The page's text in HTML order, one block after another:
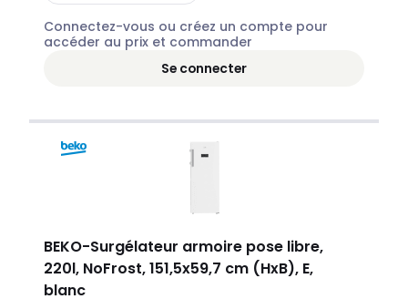
Connectez-vous ou créez un compte pour
accéder au prix et commander
Se connecter
BEKO-Surgélateur armoire pose libre,
220l, NoFrost, 151,5x59,7 cm (HxB), E,
blanc